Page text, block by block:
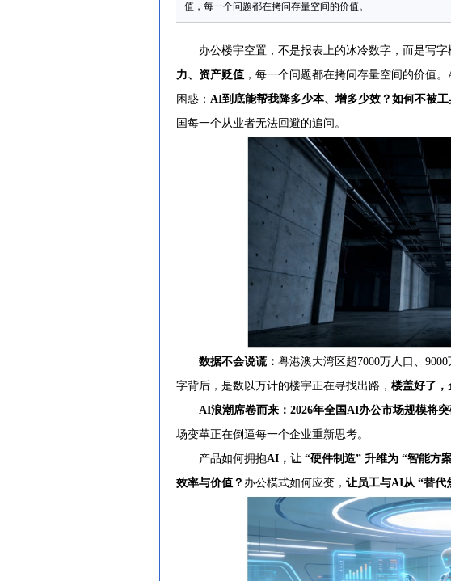
值，每一个问题都在拷问存量空间的价值。
办公楼宇空置，不是报表上的冰冷数字，而是写字
力、资产贬值 ，每一个问题都在拷问存量空间的价值
困惑： AI到底能帮我降多少本、增多少效？如何不被工
国每一个从业者无法回避的追问。
数据不会说谎： 粤港澳大湾区超7000万人口、
字背后，是数以万计的楼宇正在寻找出路， 楼盖好了，
AI浪潮席卷而来：2026年全国AI办公市场规模将突
场变革正在倒逼每一个企业重新思考。
产品如何拥抱AI，让 “硬件制造” 升维为 “智能方
效率与价值？ 办公模式如何应变， 让员工与AI从 “替代